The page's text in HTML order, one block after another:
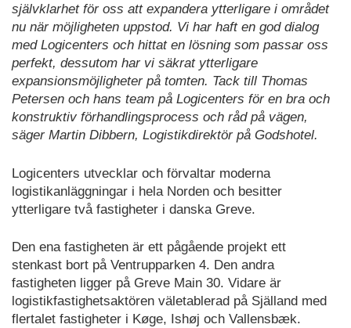
självklarhet för oss att expandera ytterligare i området
nu när möjligheten uppstod. Vi har haft en god dialog
med Logicenters och hittat en lösning som passar oss
perfekt, dessutom har vi säkrat ytterligare
expansionsmöjligheter på tomten. Tack till Thomas
Petersen och hans team på Logicenters för en bra och
konstruktiv förhandlingsprocess och råd på vägen,
säger Martin Dibbern, Logistikdirektör på Godshotel.
Logicenters utvecklar och förvaltar moderna
logistikanläggningar i hela Norden och besitter
ytterligare två fastigheter i danska Greve.
Den ena fastigheten är ett pågående projekt ett
stenkast bort på Ventrupparken 4. Den andra
fastigheten ligger på Greve Main 30. Vidare är
logistikfastighetsaktören väletablerad på Själland med
flertalet fastigheter i Køge, Ishøj och Vallensbæk.